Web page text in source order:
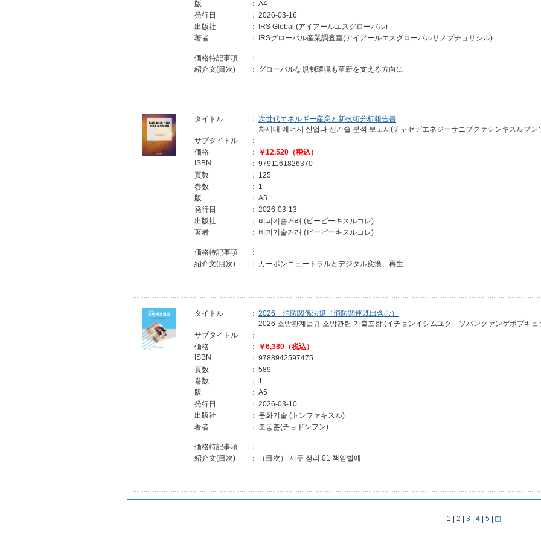
版
： A4
発行日
： 2026-03-16
出版社
：
IRS Global (アイアールエスグローバル)
著者
： IRSグローバル産業調査室(アイアールエスグローバルサノプチョサシル)
価格特記事項
：
紹介文(目次)
： グローバルな規制環境も革新を支える方向に
タイトル ： 次世代エネルギー産業と新技術分析報告書
차세대 에너지 산업과 신기술 분석 보고서(チャセデエネジーサニプクァシンキスルプン
サブタイトル
：
価格
：
￥12,520（税込）
ISBN
： 9791161826370
頁数
： 125
巻数
： 1
版
： A5
発行日
： 2026-03-13
出版社
： 비피기술거래 (ビーピーキスルコレ)
著者
： 비피기술거래 (ビーピーキスルコレ)
価格特記事項
：
紹介文(目次)
： カーボンニュートラルとデジタル変換、再生
タイトル ： 2026 消防関係法規（消防関連既出含む）
2026 소방관계법규 소방관련 기출포함 (イチョンイシムユク ソバンクァンゲポプキ
サブタイトル
：
価格
：
￥6,380（税込）
ISBN
： 9788942597475
頁数
： 589
巻数
： 1
版
： A5
発行日
： 2026-03-10
出版社
： 동화기술 (トンファキスル)
著者
： 조동훈(チョドンフン)
価格特記事項
：
紹介文(目次)
： （目次） 서두 정리 01 책임별에
| 1 | 2 3 4 5